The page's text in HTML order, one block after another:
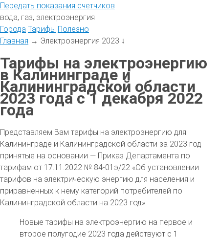
Передать показания счетчиков
вода, газ, электроэнергия
Города Тарифы Полезно
Главная → Электроэнергия 2023 ↓
Тарифы на электроэнергию
в Калининграде и
Калининградской области
2023 года с 1 декабря 2022
года
Представляем Вам тарифы на электроэнергию для
Калининграде и Калининградской области за 2023 год
принятые на основании — Приказ Департамента по
тарифам от 17.11.2022 № 84-01э/22 «Об установлении
тарифов на электрическую энергию для населения и
приравненных к нему категорий потребителей по
Калининградской области на 2023 год».
Новые тарифы на электроэнергию на первое и
второе полугодие 2023 года действуют с 1